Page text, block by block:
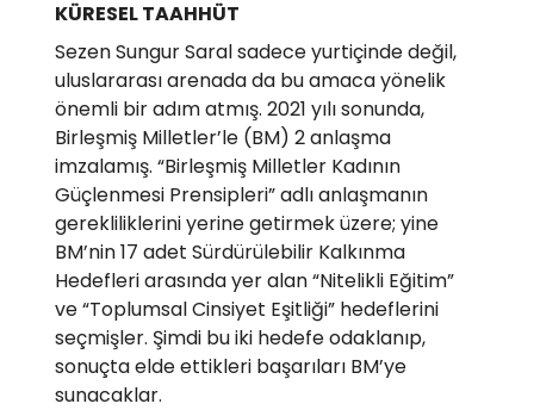
KÜRESEL TAAHHÜT
Sezen Sungur Saral sadece yurtiçinde değil,
uluslararası arenada da bu amaca yönelik
önemli bir adım atmış. 2021 yılı sonunda,
Birleşmiş Milletler’le (BM) 2 anlaşma
imzalamış. “Birleşmiş Milletler Kadının
Güçlenmesi Prensipleri” adlı anlaşmanın
gerekliliklerini yerine getirmek üzere; yine
BM’nin 17 adet Sürdürülebilir Kalkınma
Hedefleri arasında yer alan “Nitelikli Eğitim”
ve “Toplumsal Cinsiyet Eşitliği” hedeflerini
seçmişler. Şimdi bu iki hedefe odaklanıp,
sonuçta elde ettikleri başarıları BM’ye
sunacaklar.